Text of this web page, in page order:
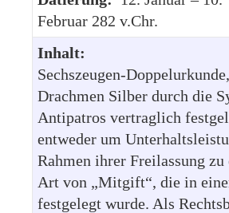
Februar 282 v.Chr.
Inhalt:
Sechszeugen-
Drachmen Silber durch die
Antipatros vertraglich
entweder um
Rahmen ihrer Freilassung
Art von „Mitgift“, die in
festgelegt wurde. Als